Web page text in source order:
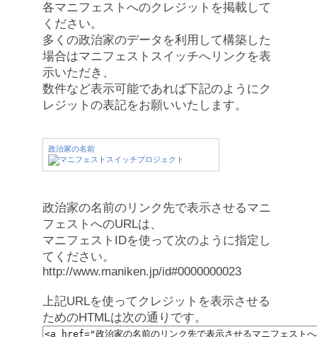
各マニフェストへのクレジットを掲載して
ください。
多くの政治家のデータを利用して構築した
場合はマニフェストスイッチへリンクを表
示いただき、
数件など表示可能であれば下記のようにク
レジットの表記をお願いいたします。
政治家の名前
政治家の名前のリンク先で表示させるマニ
フェストへのURLは、
マニフェストIDを使って次のように指定し
てください。
http://www.maniken.jp/id#0000000023
上記URLを使ってクレジットを表示させる
ためのHTMLは次の通りです。